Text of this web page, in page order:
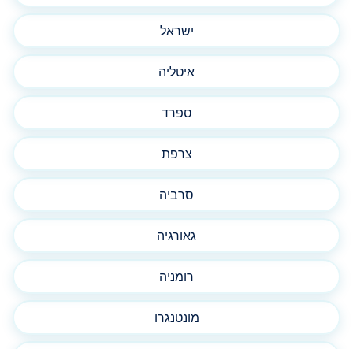
ישראל
איטליה
ספרד
צרפת
סרביה
גאורגיה
רומניה
מונטנגרו